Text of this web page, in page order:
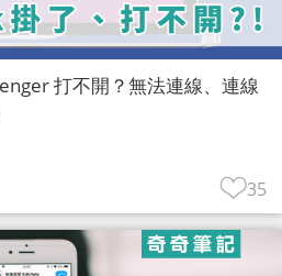
打不開？無法連線、連線
35